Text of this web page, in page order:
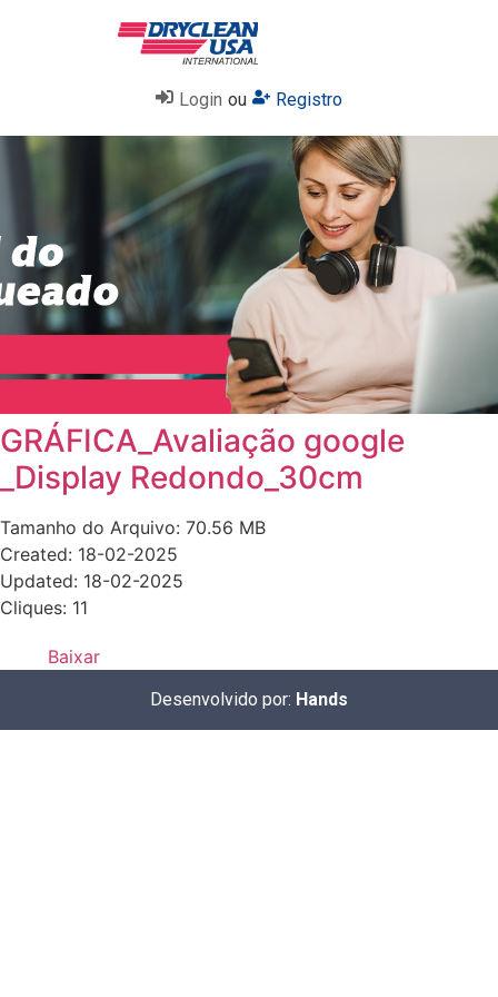
Login ou Registro
GRÁFICA_Avaliação google
_Display Redondo_30cm
Tamanho do Arquivo: 70.56 MB
Created: 18-02-2025
Updated: 18-02-2025
Cliques: 11
Baixar
Desenvolvido por: Hands